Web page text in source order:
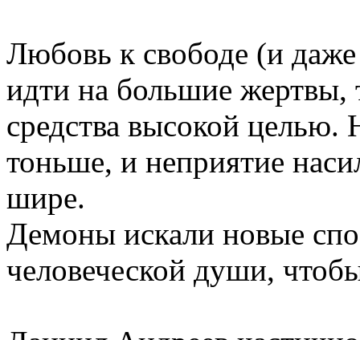
Любовь к свободе (и
идти на большие жертвы,
средства высокой
тоньше, и неприятие
шире.
Демоны искали новые
человеческой души,